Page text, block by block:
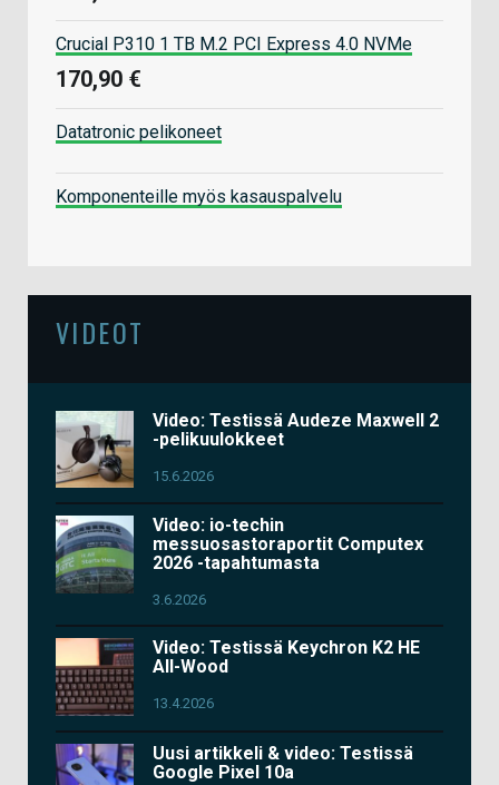
Crucial P310 1 TB M.2 PCI Express 4.0 NVMe
170,90 €
Datatronic pelikoneet
Komponenteille myös kasauspalvelu
VIDEOT
Video: Testissä Audeze Maxwell 2
-pelikuulokkeet
15.6.2026
Video: io-techin
messuosastoraportit Computex
2026 -tapahtumasta
3.6.2026
Video: Testissä Keychron K2 HE
All-Wood
13.4.2026
Uusi artikkeli & video: Testissä
Google Pixel 10a